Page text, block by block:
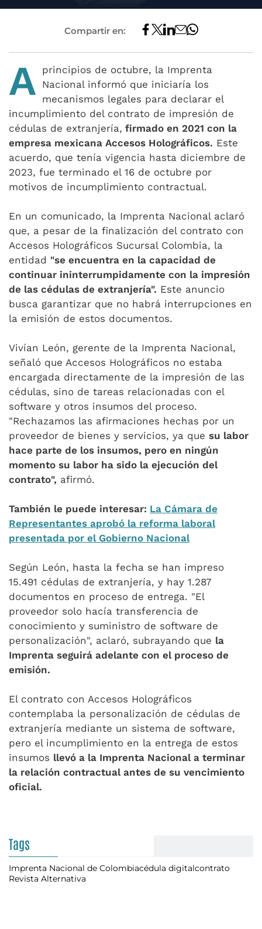
Compartir en:
A principios de octubre, la Imprenta
Nacional informó que iniciaría los
mecanismos legales para declarar el
incumplimiento del contrato de impresión de
cédulas de extranjería, firmado en 2021 con la
empresa mexicana Accesos Holográficos. Este
acuerdo, que tenía vigencia hasta diciembre de
2023, fue terminado el 16 de octubre por
motivos de incumplimiento contractual.
En un comunicado, la Imprenta Nacional aclaró
que, a pesar de la finalización del contrato con
Accesos Holográficos Sucursal Colombia, la
entidad "se encuentra en la capacidad de
continuar ininterrumpidamente con la impresión
de las cédulas de extranjería". Este anuncio
busca garantizar que no habrá interrupciones en
la emisión de estos documentos.
Vivían León, gerente de la Imprenta Nacional,
señaló que Accesos Holográficos no estaba
encargada directamente de la impresión de las
cédulas, sino de tareas relacionadas con el
software y otros insumos del proceso.
"Rechazamos las afirmaciones hechas por un
proveedor de bienes y servicios, ya que su labor
hace parte de los insumos, pero en ningún
momento su labor ha sido la ejecución del
contrato", afirmó.
También le puede interesar: La Cámara de
Representantes aprobó la reforma laboral
presentada por el Gobierno Nacional
Según León, hasta la fecha se han impreso
15.491 cédulas de extranjería, y hay 1.287
documentos en proceso de entrega. "El
proveedor solo hacía transferencia de
conocimiento y suministro de software de
personalización", aclaró, subrayando que la
Imprenta seguirá adelante con el proceso de
emisión.
El contrato con Accesos Holográficos
contemplaba la personalización de cédulas de
extranjería mediante un sistema de software,
pero el incumplimiento en la entrega de estos
insumos llevó a la Imprenta Nacional a terminar
la relación contractual antes de su vencimiento
oficial.
Tags
Imprenta Nacional de Colombiacédula digitalcontrato
Revista Alternativa